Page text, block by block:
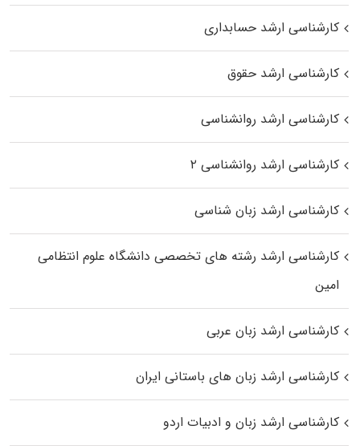
کارشناسی ارشد حسابداری
کارشناسی ارشد حقوق
کارشناسی ارشد روانشناسی
کارشناسی ارشد روانشناسی ۲
کارشناسی ارشد زبان شناسی
کارشناسی ارشد رﺷﺘﻪ ﻫﺎی تخصصی داﻧﺸﮕﺎه ﻋﻠﻮم انتظامی
اﻣﻴﻦ
کارشناسی ارشد زبان عربی
کارشناسی ارشد زبان‌ های باستانی ایران
کارشناسی ارشد زبان و ادبیات اردو